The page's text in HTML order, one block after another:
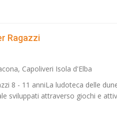
Ragazzi
Capoliveri Isola d'Elba
8 - 11 anniLa ludoteca delle
sviluppati attraverso giochi e